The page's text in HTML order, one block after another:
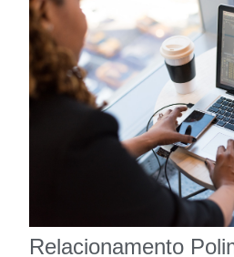
Relacionamento
18 de
No desenvolvimento web